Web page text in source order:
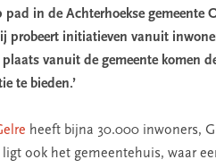
pad in de Achterhoekse
probeert initiatieven vanuit
vanuit de gemeente komen
te bieden.’
heeft bijna 30.000 inwoners,
ook het gemeentehuis, waar